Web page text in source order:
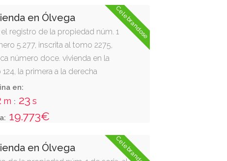
Celebrandose
en Ólvega
registro de la propiedad núm. 1
5.277, inscrita al tomo 2275,
número doce. vivienda en la
la primera a la derecha
del edificio sito en ólvega
pinos, según catastro, número 5.
útil de 61,62 m2. tiene como anejo
garaje
en:
m : 23 s
19.773€
Celebrandose
en Ólvega